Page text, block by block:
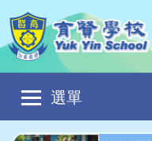
移至主內容
選單
Main
navigation